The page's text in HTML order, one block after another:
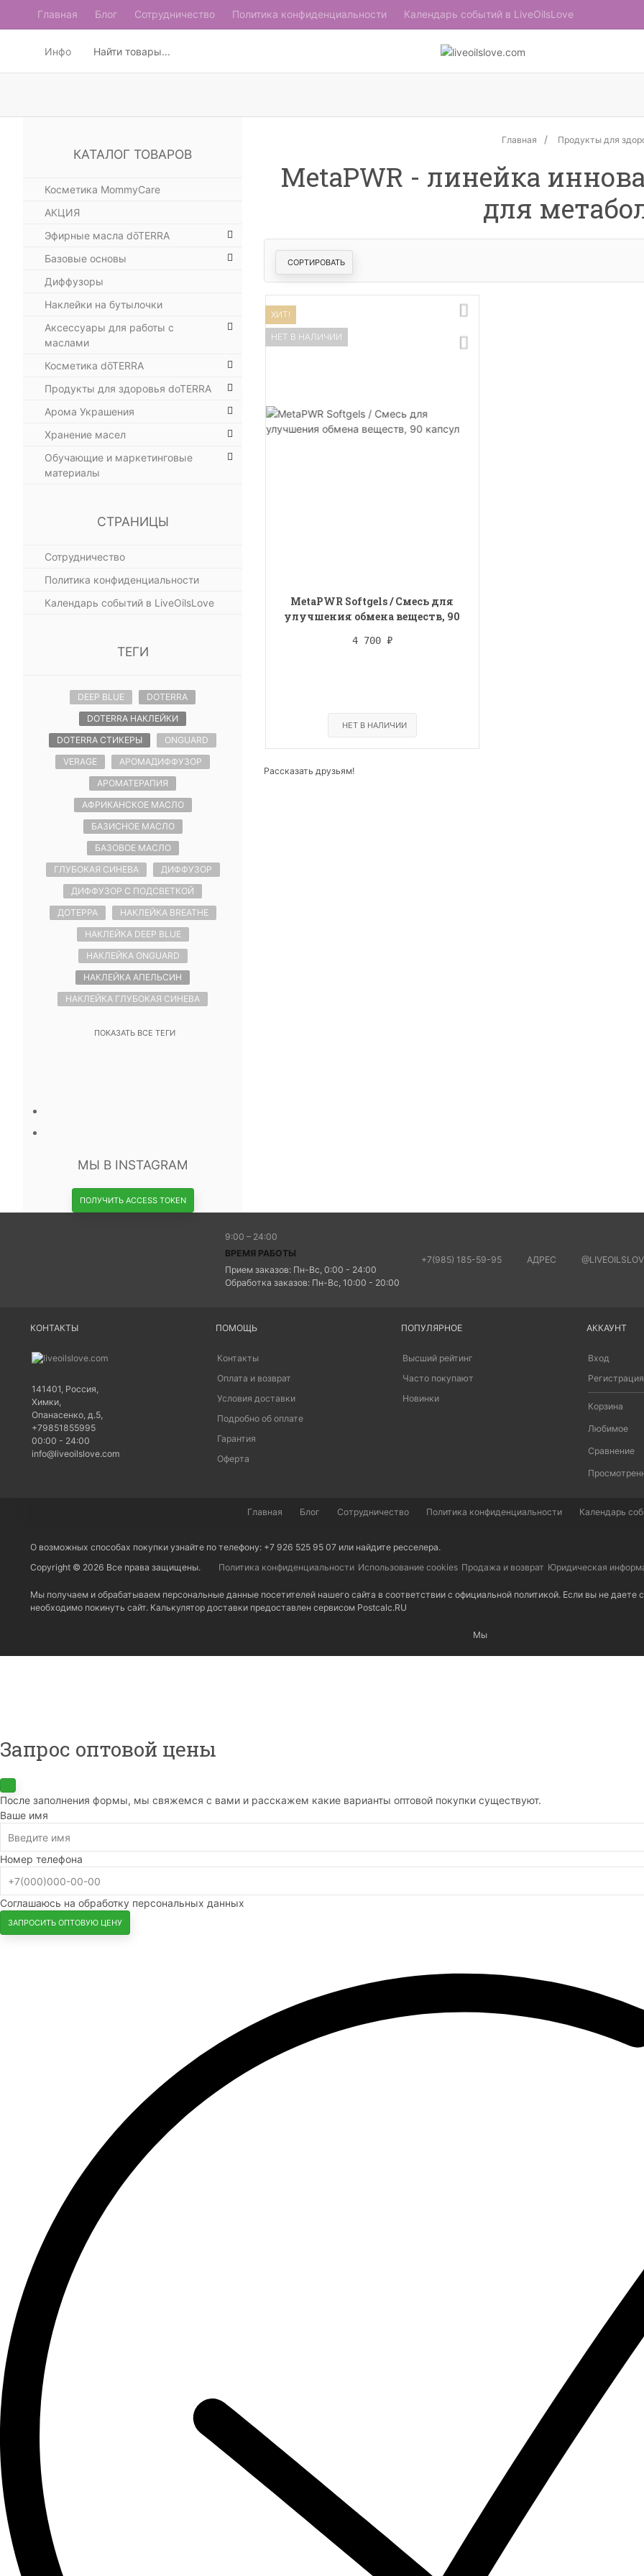
Главная Блог Сотрудничество Политика конфиденциальности Календарь событий в LiveOilsLove
Инфо
Главная Продукты для
MetaPWR - линейка
для
СОРТИРОВАТЬ
ХИТ!
НЕТ В НАЛИЧИИ
MetaPWR Softgels / Смесь для
улучшения обмена веществ, 90
4 700 ₽
НЕТ В НАЛИЧИИ
Рассказать друзьям!
КАТАЛОГ ТОВАРОВ
Косметика MommyCare
АКЦИЯ
Эфирные масла dōTERRA
Базовые основы
Диффузоры
Наклейки на бутылочки
Аксессуары для работы с
маслами
Косметика dōTERRA
Продукты для здоровья doTERRA
Арома Украшения
Хранение масел
Обучающие и маркетинговые
материалы
СТРАНИЦЫ
Сотрудничество
Политика конфиденциальности
Календарь событий в LiveOilsLove
ТЕГИ
DEEP BLUE
DOTERRA
DOTERRA НАКЛЕЙКИ
DOTERRA СТИКЕРЫ
ONGUARD
VERAGE
АРОМАДИФФУЗОР
АРОМАТЕРАПИЯ
АФРИКАНСКОЕ МАСЛО
БАЗИСНОЕ МАСЛО
БАЗОВОЕ МАСЛО
ГЛУБОКАЯ СИНЕВА
ДИФФУЗОР
ДИФФУЗОР С ПОДСВЕТКОЙ
ДОТЕРРА
НАКЛЕЙКА BREATHE
НАКЛЕЙКА DEEP BLUE
НАКЛЕЙКА ONGUARD
НАКЛЕЙКА АПЕЛЬСИН
НАКЛЕЙКА ГЛУБОКАЯ СИНЕВА
ПОКАЗАТЬ ВСЕ ТЕГИ
МЫ В INSTAGRAM
ПОЛУЧИТЬ ACCESS TOKEN
9:00 – 24:00
ВРЕМЯ РАБОТЫ
Прием заказов: Пн-Вс, 0:00 - 24:00
Обработка заказов: Пн-Вс, 10:00 - 20:00
+7(985) 185-59-95 АДРЕС
КОНТАКТЫ
141401, Россия,
Химки,
Опанасенко, д.5,
+79851855995
00:00 - 24:00
info@liveoilslove.com
ПОМОЩЬ
Контакты
Оплата и возврат
Условия доставки
Подробно об оплате
Гарантия
Оферта
ПОПУЛЯРНОЕ
Высший рейтинг
Часто покупают
Новинки
АККАУНТ
Вход
Регистрация
Корзина
Любимое
Сравнение
Главная Блог Сотрудничество Политика конфиденциальности Календарь
О возможных способах покупки узнайте по телефону: +7 926 525 95 07 или найдите ресселера.
Copyright © 2026 Все права защищены.
Политика конфиденциальности Использование cookies Продажа и возврат Юридическая
Мы получаем и обрабатываем персональные данные посетителей нашего сайта в соответствии с официальной политикой. Если вы не даете
необходимо покинуть сайт. Калькулятор доставки предоставлен сервисом Postcalc.RU
Мы
Запрос оптовой цены
После заполнения формы, мы свяжемся с вами и расскажем какие варианты оптовой покупки существуют.
Ваше имя
Номер телефона
Соглашаюсь на обработку персональных данных
ЗАПРОСИТЬ ОПТОВУЮ ЦЕНУ